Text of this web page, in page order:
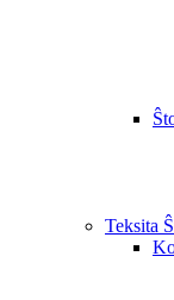
Teksita